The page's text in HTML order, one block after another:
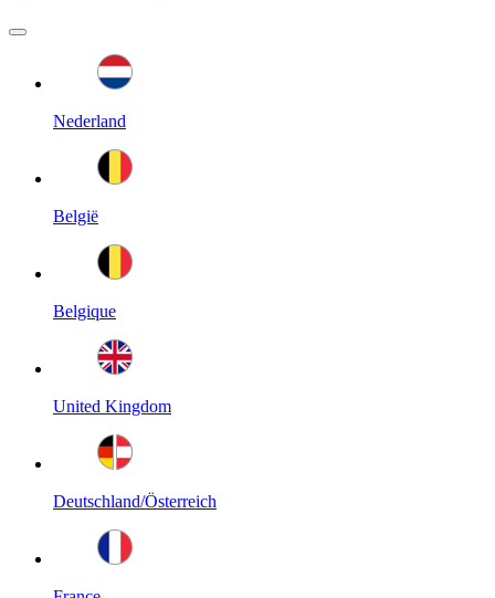
Nederland
België
Belgique
United Kingdom
Deutschland/Österreich